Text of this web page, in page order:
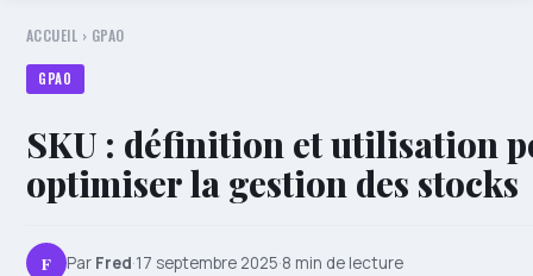
ACCUEIL › GPAO
GPAO
SKU : définition et utilisation
optimiser la gestion des stocks
F Par Fred·17 septembre 2025·8 min de lecture